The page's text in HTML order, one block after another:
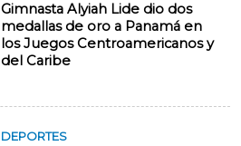
Gimnasta Alyiah Lide dio dos
medallas de oro a Panamá en
los Juegos Centroamericanos y
del Caribe
DEPORTES